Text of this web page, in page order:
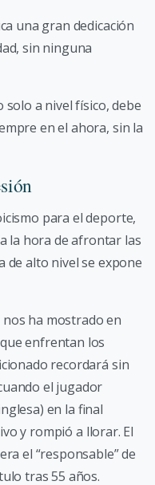
una gran dedicación
sin ninguna
a nivel físico, debe
en el ahora, sin la
para el deporte,
la hora de afrontar las
de alto nivel se expone
ha mostrado en
enfrentan los
recordará sin
el jugador
en la final
y rompió a llorar. El
el “responsable” de
tras 55 años.